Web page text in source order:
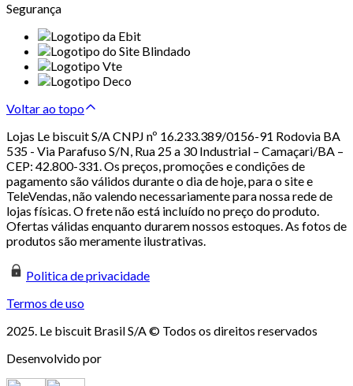
Segurança
Voltar ao topo
Lojas Le biscuit S/A CNPJ nº 16.233.389/0156-91 Rodovia BA
535 - Via Parafuso S/N, Rua 25 a 30 Industrial – Camaçari/BA –
CEP: 42.800-331. Os preços, promoções e condições de
pagamento são válidos durante o dia de hoje, para o site e
TeleVendas, não valendo necessariamente para nossa rede de
lojas físicas. O frete não está incluído no preço do produto.
Ofertas válidas enquanto durarem nossos estoques. As fotos de
produtos são meramente ilustrativas.
Politica de privacidade
Termos de uso
2025. Le biscuit Brasil S/A © Todos os direitos reservados
Desenvolvido por